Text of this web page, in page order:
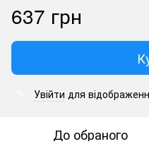
637 грн
Увійти для
До обраного